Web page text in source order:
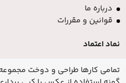
نماد اعتماد
درباره ما
قوانین و مقررات
تمامی کارها طراحی و دوخت